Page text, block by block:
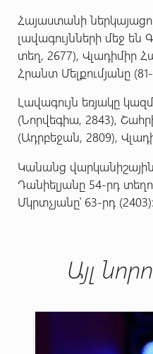
Հայաստանի
լավագույնների մեջ են
տեղ, 2677), Վլադիմիր
Հրանտ Մելքումյանը
Լավագույն եռյակը
(Նորվեգիա, 2843),
(Ադրբեջան, 2809),
Կանանց վարկանիշային
Դանիելյանը 54-րդ
Մկրտչյանը՝ 63-րդ (2403):
Այլ